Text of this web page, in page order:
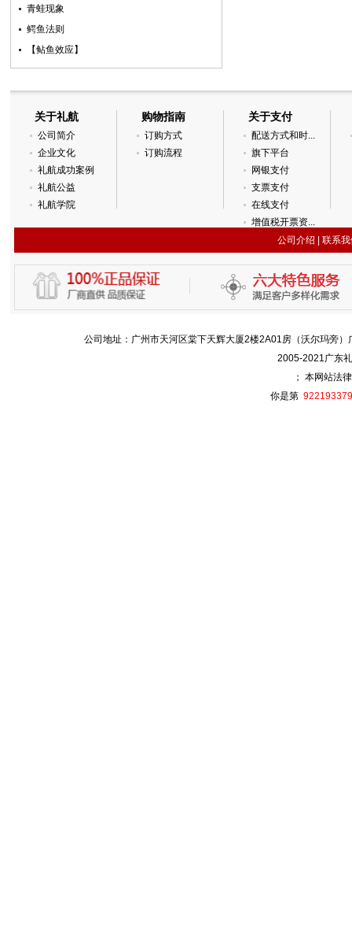
青蛙现象
鳄鱼法则
【鲇鱼效应】­
关于礼航
公司简介
企业文化
礼航成功案例
礼航公益
礼航学院
购物指南
订购方式
订购流程
关于支付
配送方式和时...
旗下平台
网银支付
支票支付
在线支付
增值税开票资...
公司介绍
联系
公司地址：广州市天河区棠下天辉大厦2楼2A01房（沃尔玛
2005-2021广东
； 本网站法
你是第